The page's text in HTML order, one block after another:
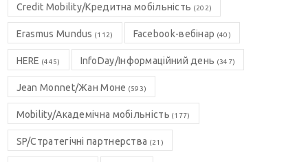
Credit Mobility/Кредитна мобільність (202)
Erasmus Mundus (112) Facebook-вебінар (40)
HERE (445) InfoDay/Інформаційний день (347)
Jean Monnet/Жан Моне (593)
Mobility/Академічна мобільність (177)
SP/Стратегічні партнерства (21)